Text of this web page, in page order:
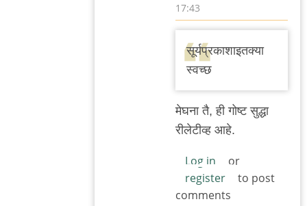
17:43
reply
to
खेद
वाटला.
काही
by
मेघना
सूर्यप्रकाशाइतक्या
स्वच्छ
मेघना तै, ही गोष्ट सुद्धा
रीलेटीव्ह आहे.
Log in
or
register
to post
comments